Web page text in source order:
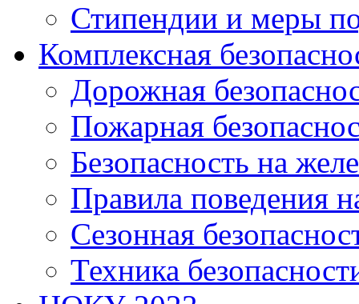
Стипендии и меры
Комплексная
Дорожная
Пожарная
Безопасность на
Правила поведения
Сезонная
Техника